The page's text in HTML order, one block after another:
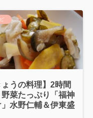
ょうの料理】2時間
野菜たっぷり「福神
」水野仁輔＆伊東盛